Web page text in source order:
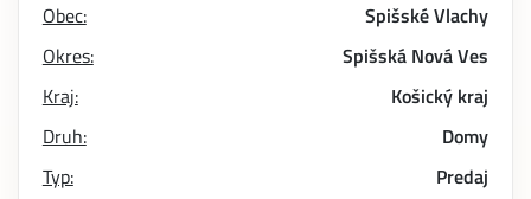
Obec:
Spišské Vlachy
Okres:
Spišská Nová Ves
Kraj:
Košický kraj
Druh:
Domy
Typ:
Predaj